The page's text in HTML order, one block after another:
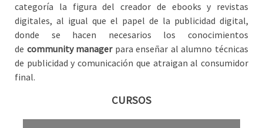
categoría la figura del creador de ebooks y revistas
digitales, al igual que el papel de la publicidad digital,
donde se hacen necesarios los conocimientos
de community managerpara enseñar al alumno técnicas
de publicidad y comunicación que atraigan al consumidor
final.
CURSOS